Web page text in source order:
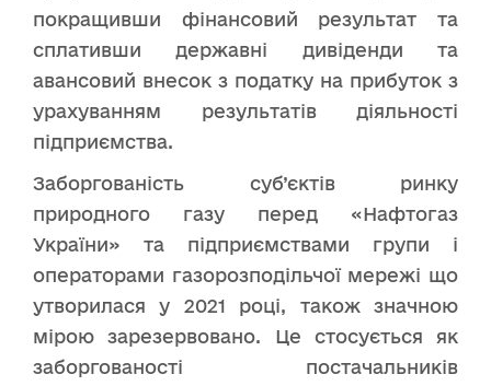
покращивши фінансовий результат та
сплативши державні дивіденди та
авансовий внесок з податку на прибуток з
урахуванням результатів діяльності
підприємства.
Заборгованість суб’єктів ринку
природного газу перед «Нафтогаз
України» та підприємствами групи і
операторами газорозподільчої мережі що
утворилася у 2021 році, також значною
мірою зарезервовано. Це стосується як
заборгованості постачальників